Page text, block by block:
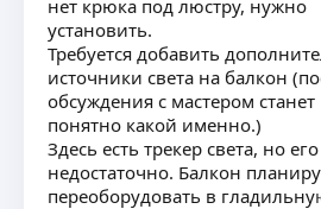
нет крюка под люстру, нужно
установить.
Требуется добавить
источники света на балкон
обсуждения с мастером станет
понятно какой именно.)
Здесь есть трекер света, но его
недостаточно. Балкон
переоборудовать в